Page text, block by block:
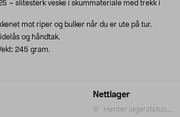
Nettlager
Henter lagerstatus...
– slitesterk veske i skummateriale med trekk i
mot riper og bulker når du er ute på tur.
og håndtak.
245 gram.